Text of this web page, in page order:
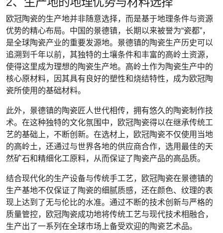
欧冠陶瓷的生产地并非随意选择，而是基于地理条件与资源
优势的精心布局。中国的景德镇，长期以来被誉为“瓷都”，
是全球陶瓷产业的重要发源地。景德镇的陶瓷生产历史可以
追溯到千年以前，其独特的土壤条件和丰富的高岭土资源，
使得这里成为理想的陶瓷生产地。高岭土作为陶瓷生产中的
核心原材料，因其具有良好的塑性和烧结特性，成为欧冠陶
瓷所使用的基础材料。
此外，景德镇的陶瓷匠人世代相传，拥有悠久的陶瓷制作技
术。在这种独特的文化氛围中，欧冠陶瓷得以在继承传统工
艺的基础上，不断创新。在选材上，欧冠陶瓷不仅使用当地
的高岭土，还通过与世界各地的供应商合作，选用最佳的天
然矿石和精细化工原料，从而保证了陶瓷产品的高品质。
结合现代化的生产设备与传统手工艺，欧冠陶瓷在景德镇的
生产基地不仅保证了陶瓷的细腻质感，还在颜色、纹理的表
现上达到了无与伦比的水准。通过不断的技术创新与严格的
质量管控，欧冠陶瓷成功地将传统工艺与现代技术相融合，
生产出了一系列在全球市场上备受欢迎的陶瓷艺术品。